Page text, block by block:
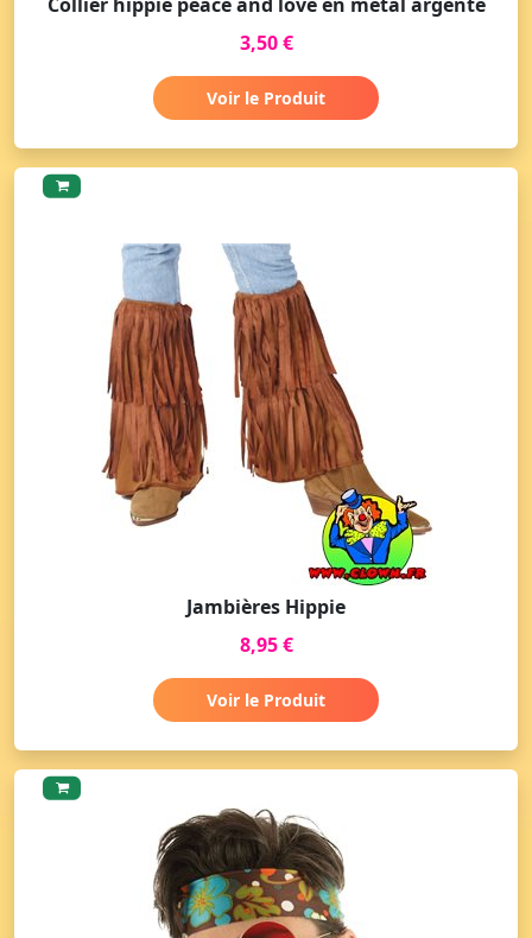
3,50 €
Voir le Produit
Jambières Hippie
8,95 €
Voir le Produit